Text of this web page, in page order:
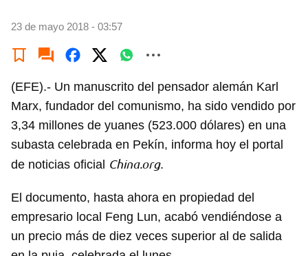
23 de mayo 2018 - 03:57
(EFE).- Un manuscrito del pensador alemán Karl
Marx, fundador del comunismo, ha sido vendido por
3,34 millones de yuanes (523.000 dólares) en una
subasta celebrada en Pekín, informa hoy el portal
de noticias oficial China.org.
El documento, hasta ahora en propiedad del
empresario local Feng Lun, acabó vendiéndose a
un precio más de diez veces superior al de salida